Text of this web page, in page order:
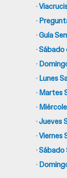
·
·
·Guía
·Sábado
·
· Lunes
· Martes
·
·Jueves
·Viernes
·Sábado
·